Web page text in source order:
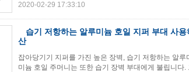
2020-02-29 17:33:10
습기 저항하는 알루미늄 호일 지퍼 부대 사
산
잡아당기기 지퍼를 가진 높은 장벽, 습기 저항하는 알
미늄 호일 주머니는 또한 습기 장벽 부대에게 불립니다